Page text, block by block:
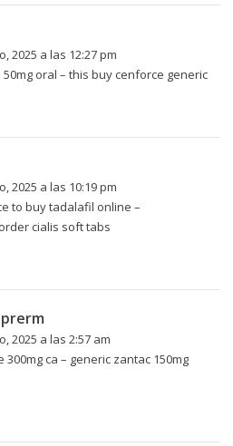
2025 a las 12:27 pm
oral – this buy cenforce generic
2025 a las 10:19 pm
to buy tadalafil online –
cialis soft tabs
2025 a las 2:57 am
300mg ca – generic zantac 150mg